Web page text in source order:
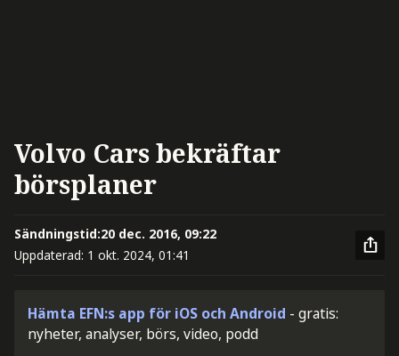
Volvo Cars bekräftar
börsplaner
Sändningstid:20 dec. 2016, 09:22
Uppdaterad: 1 okt. 2024, 01:41
Hämta EFN:s app för iOS och Android - gratis:
nyheter, analyser, börs, video, podd